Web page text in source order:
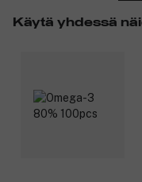
Tuotenumero:3328815
Käytä yhdessä